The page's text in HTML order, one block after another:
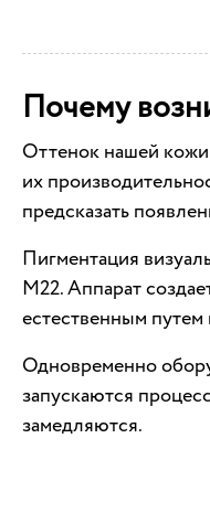
Почему
Оттенок нашей
их
предсказать
Пигментация
М22. Аппарат
естественным путем
Одновременно
запускаются
замедляются.